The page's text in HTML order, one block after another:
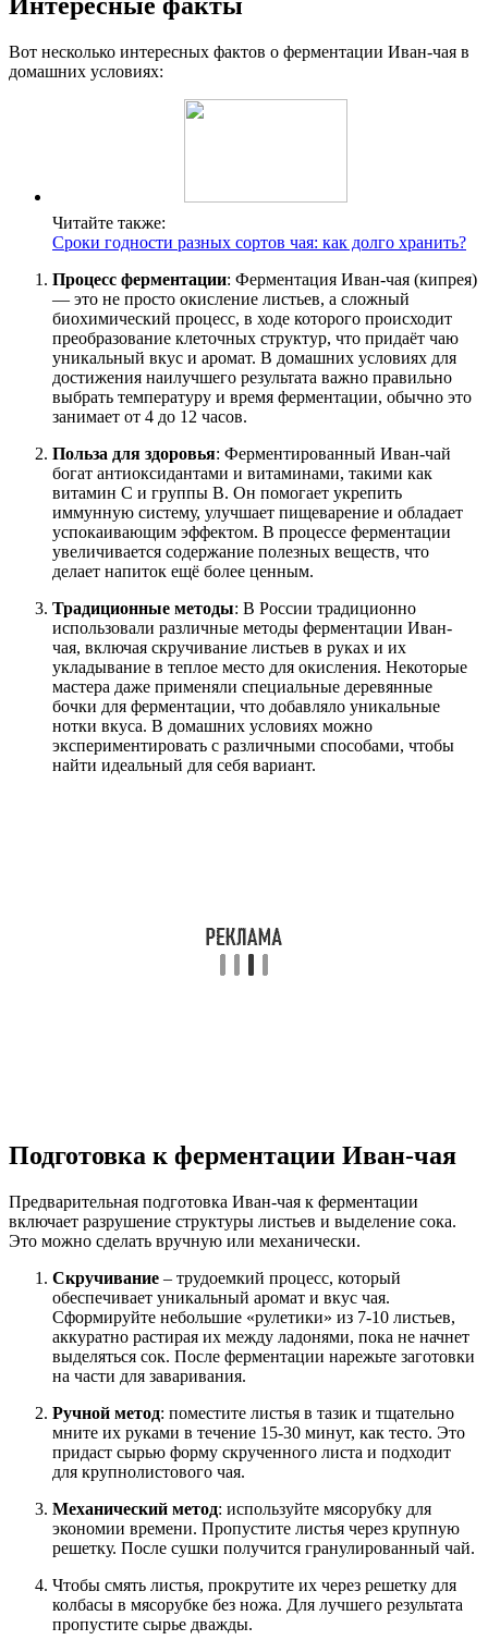
Интересные факты
Вот несколько интересных фактов о ферментации Иван-чая в
домашних условиях:
Читайте также:
Сроки годности разных сортов чая: как долго хранить?
Процесс ферментации: Ферментация Иван-чая (кипрея)
— это не просто окисление листьев, а сложный
биохимический процесс, в ходе которого происходит
преобразование клеточных структур, что придаёт чаю
уникальный вкус и аромат. В домашних условиях для
достижения наилучшего результата важно правильно
выбрать температуру и время ферментации, обычно это
занимает от 4 до 12 часов.
Польза для здоровья: Ферментированный Иван-чай
богат антиоксидантами и витаминами, такими как
витамин C и группы B. Он помогает укрепить
иммунную систему, улучшает пищеварение и обладает
успокаивающим эффектом. В процессе ферментации
увеличивается содержание полезных веществ, что
делает напиток ещё более ценным.
Традиционные методы: В России традиционно
использовали различные методы ферментации Иван-
чая, включая скручивание листьев в руках и их
укладывание в теплое место для окисления. Некоторые
мастера даже применяли специальные деревянные
бочки для ферментации, что добавляло уникальные
нотки вкуса. В домашних условиях можно
экспериментировать с различными способами, чтобы
найти идеальный для себя вариант.
Подготовка к ферментации Иван-чая
Предварительная подготовка Иван-чая к ферментации
включает разрушение структуры листьев и выделение сока.
Это можно сделать вручную или механически.
Скручивание – трудоемкий процесс, который
обеспечивает уникальный аромат и вкус чая.
Сформируйте небольшие «рулетики» из 7-10 листьев,
аккуратно растирая их между ладонями, пока не начнет
выделяться сок. После ферментации нарежьте заготовки
на части для заваривания.
Ручной метод: поместите листья в тазик и тщательно
мните их руками в течение 15-30 минут, как тесто. Это
придаст сырью форму скрученного листа и подходит
для крупнолистового чая.
Механический метод: используйте мясорубку для
экономии времени. Пропустите листья через крупную
решетку. После сушки получится гранулированный чай.
Чтобы смять листья, прокрутите их через решетку для
колбасы в мясорубке без ножа. Для лучшего результата
пропустите сырье дважды.